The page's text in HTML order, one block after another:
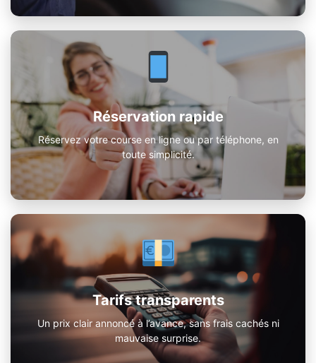
Réservation rapide
Réservez votre course en ligne ou par téléphone, en
toute simplicité.
Tarifs transparents
Un prix clair annoncé à l’avance, sans frais cachés ni
mauvaise surprise.